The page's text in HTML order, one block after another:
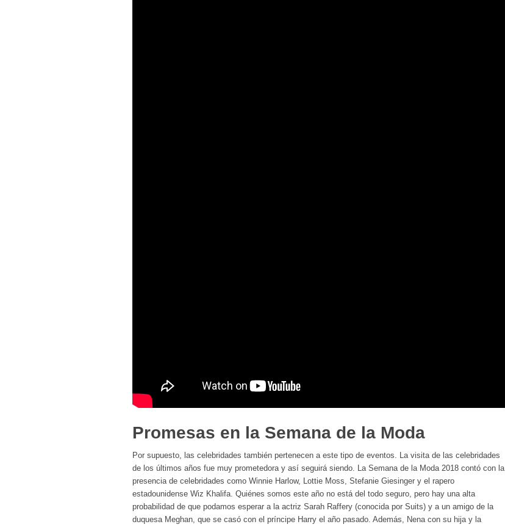
Promesas en la Semana de la Moda
Por supuesto, las celebridades también pertenecen a este tipo de eventos. La visita de las celebridades
de los últimos años fue muy prometedora y así seguirá siendo. La Semana de la Moda 2018 contó con la
presencia de celebridades como Winnie Harlow, Lottie Moss, Stefanie Giesinger y el rapero
estadounidense Wiz Khalifa. Quiénes somos este año no está del todo seguro, pero hay una alta
probabilidad de que podamos esperar a la actriz Sarah Raffery (conocida por Suits) y a un amigo de la
duquesa Meghan, que se casó con el príncipe Harry el año pasado. Además, Nena con su hija y la